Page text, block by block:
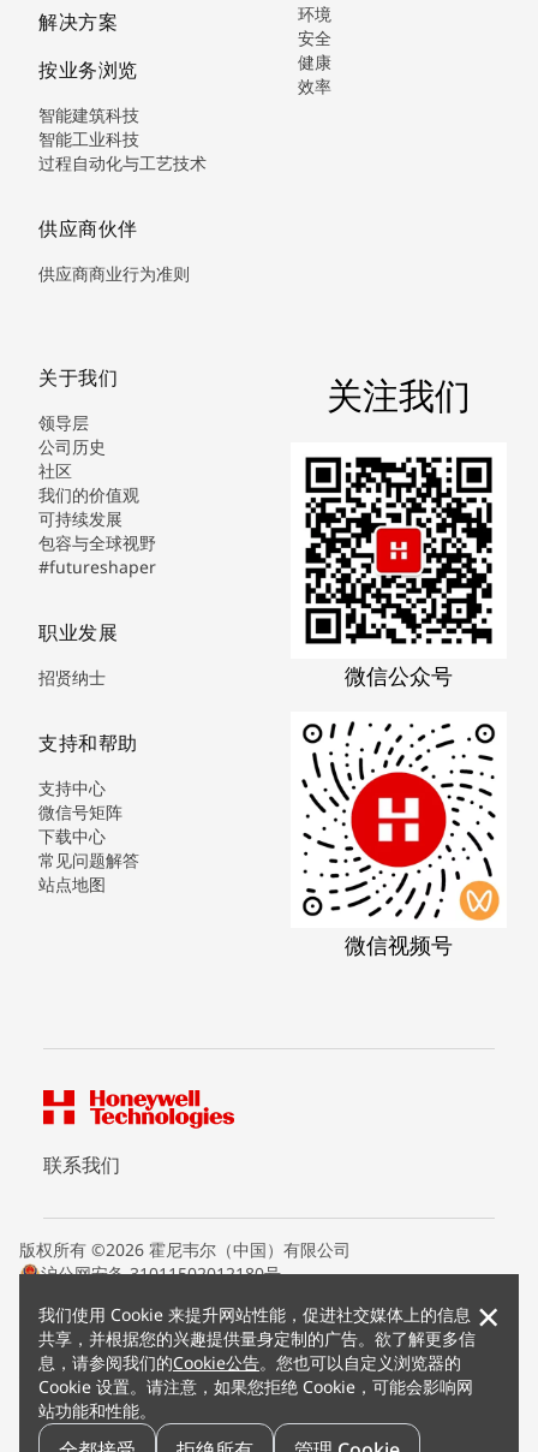
我们使用 Cookie 来提升网站性能，促进社交媒体上的信息
共享，并根据您的兴趣提供量身定制的广告。欲了解更多信
息，请参阅我们的Cookie公告。您也可以自定义浏览器的
Cookie 设置。请注意，如果您拒绝 Cookie，可能会影响网
站功能和性能。
×
解决方案
按业务浏览
智能建筑科技
智能工业科技
过程自动化与工艺技术
供应商伙伴
供应商商业行为准则
环境
安全
健康
效率
关于我们
领导层
公司历史
社区
我们的价值观
可持续发展
包容与全球视野
#futureshaper
职业发展
招贤纳士
支持和帮助
支持中心
微信号矩阵
下载中心
常见问题解答
站点地图
关注我们
微信公众号
微信视频号
联系我们
版权所有 ©2026 霍尼韦尔（中国）有限公司
沪公网安备 31011502012180号
条款条约
隐私声明
您的隐私选项
霍尼韦尔科技Cookie通知
退订
漏洞报告